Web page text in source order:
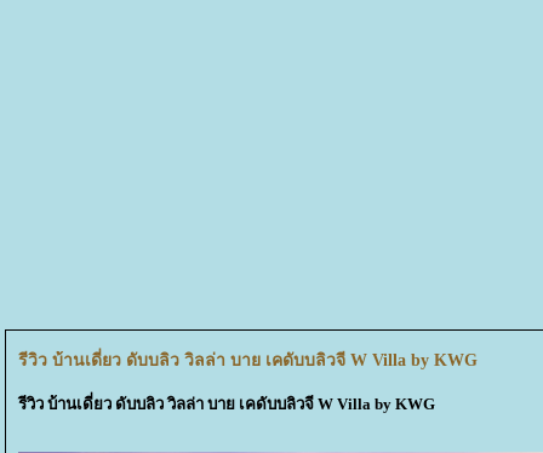
รีวิว บ้านเดี่ยว ดับบลิว วิลล่า บาย เคดับบลิวจี W Villa by KWG
รีวิว บ้านเดี่ยว ดับบลิว วิลล่า บาย เคดับบลิวจี W Villa by KWG